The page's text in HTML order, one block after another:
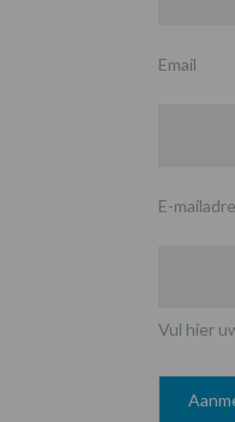
Email
E-
Vul hier